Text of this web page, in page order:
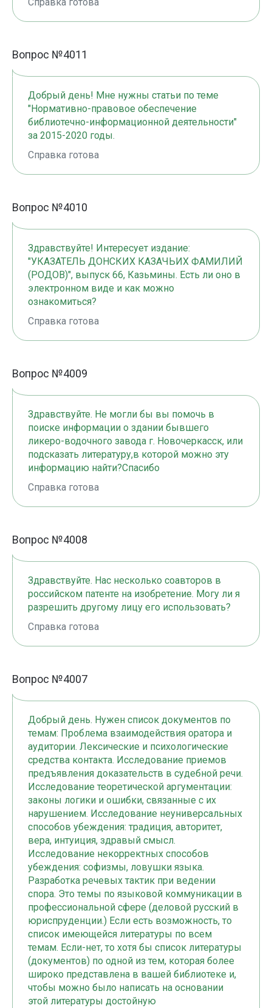
Справка готова
Вопрос №4011
Добрый день! Мне нужны статьи по теме
"Нормативно-правовое обеспечение
библиотечно-информационной деятельности"
за 2015-2020 годы.
Справка готова
Вопрос №4010
Здравствуйте! Интересует издание:
"УКАЗАТЕЛЬ ДОНСКИХ КАЗАЧЬИХ ФАМИЛИЙ
(РОДОВ)", выпуск 66, Казьмины. Есть ли оно в
электронном виде и как можно
ознакомиться?
Справка готова
Вопрос №4009
Здравствуйте. Не могли бы вы помочь в
поиске информации о здании бывшего
ликеро-водочного завода г. Новочеркасск, или
подсказать литературу,в которой можно эту
информацию найти?Спасибо
Справка готова
Вопрос №4008
Здравствуйте. Нас несколько соавторов в
российском патенте на изобретение. Могу ли я
разрешить другому лицу его использовать?
Справка готова
Вопрос №4007
Добрый день. Нужен список документов по
темам: Проблема взаимодействия оратора и
аудитории. Лексические и психологические
средства контакта. Исследование приемов
предъявления доказательств в судебной речи.
Исследование теоретической аргументации:
законы логики и ошибки, связанные с их
нарушением. Исследование неуниверсальных
способов убеждения: традиция, авторитет,
вера, интуиция, здравый смысл.
Исследование некорректных способов
убеждения: софизмы, ловушки языка.
Разработка речевых тактик при ведении
спора. Это темы по языковой коммуникации в
профессиональной сфере (деловой русский в
юриспруденции.) Если есть возможность, то
список имеющейся литературы по всем
темам. Если-нет, то хотя бы список литературы
(документов) по одной из тем, которая более
широко представлена в вашей библиотеке и,
чтобы можно было написать на основании
этой литературы достойную